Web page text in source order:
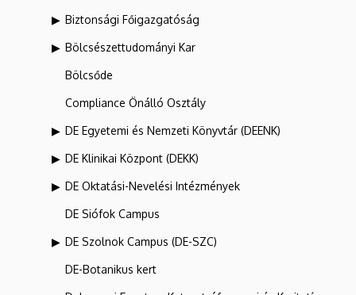
Biztonsági Főigazgatóság
Bölcsészettudományi Kar
Bölcsőde
Compliance Önálló Osztály
DE Egyetemi és Nemzeti Könyvtár (DEENK)
DE Klinikai Központ (DEKK)
DE Oktatási-Nevelési Intézmények
DE Siófok Campus
DE Szolnok Campus (DE-SZC)
DE-Botanikus kert